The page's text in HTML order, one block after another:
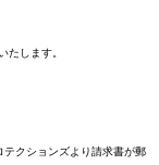
たします。
クションズより請求書が郵